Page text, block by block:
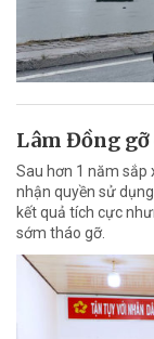
Lâm Đồng gỡ
Sau hơn 1 năm sắp
nhận quyền sử
kết quả tích cực
sớm tháo gỡ.